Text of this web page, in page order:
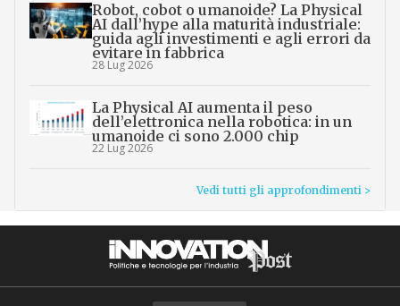
Robot, cobot o umanoide? La Physical
AI dall’hype alla maturità industriale:
guida agli investimenti e agli errori da
evitare in fabbrica
28 Lug 2026
La Physical AI aumenta il peso
dell’elettronica nella robotica: in un
umanoide ci sono 2.000 chip
22 Lug 2026
Vedi tutti gli approfondimenti >